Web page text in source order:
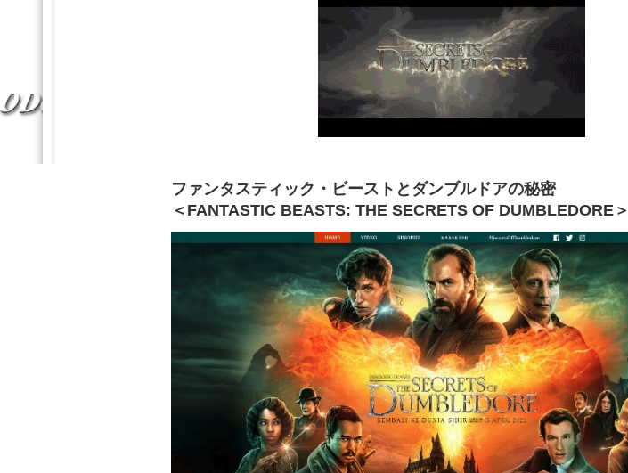
ファンタスティック・ビーストとダンブルドアの秘密
＜FANTASTIC BEASTS: THE SECRETS OF DUMBLEDORE＞